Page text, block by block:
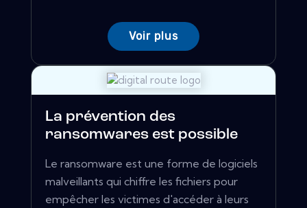
Voir plus
La prévention des
ransomwares est possible
Le ransomware est une forme de logiciels
malveillants qui chiffre les fichiers pour
empêcher les victimes d'accéder à leurs